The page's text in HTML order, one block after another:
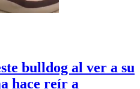
bulldog al ver a su
hace reír a